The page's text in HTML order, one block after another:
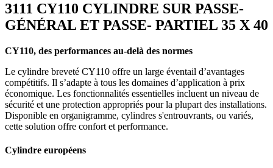
3111 CY110 CYLINDRE SUR PASSE-
GÉNÉRAL ET PASSE- PARTIEL 35 X 40
CY110, des performances au-delà des normes
Le cylindre breveté CY110 offre un large éventail d’avantages
compétitifs. Il s’adapte à tous les domaines d’application à prix
économique. Les fonctionnalités essentielles incluent un niveau de
sécurité et une protection appropriés pour la plupart des installations.
Disponible en organigramme, cylindres s'entrouvrants, ou variés,
cette solution offre confort et performance.
Cylindre européens